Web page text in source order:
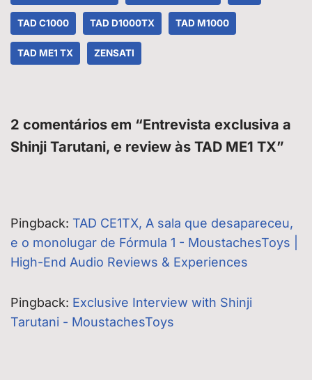
TAD C1000 TAD D1000TX TAD M1000
TAD ME1 TX ZENSATI
2 comentários em “Entrevista exclusiva a
Shinji Tarutani, e review às TAD ME1 TX”
Pingback: TAD CE1TX, A sala que desapareceu,
e o monolugar de Fórmula 1 - MoustachesToys |
High-End Audio Reviews & Experiences
Pingback: Exclusive Interview with Shinji
Tarutani - MoustachesToys